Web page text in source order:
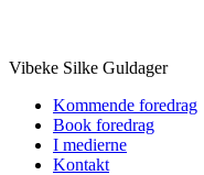
Vibeke Silke Guldager
Kommende foredrag
Book foredrag
I medierne
Kontakt